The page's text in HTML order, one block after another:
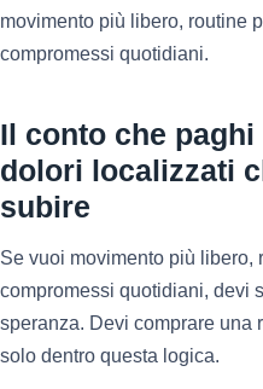
movimento più libero, routine
compromessi quotidiani.
Il conto che
dolori localizzati
subire
Se vuoi movimento più libero,
compromessi quotidiani, devi
speranza. Devi comprare una
solo dentro questa logica.